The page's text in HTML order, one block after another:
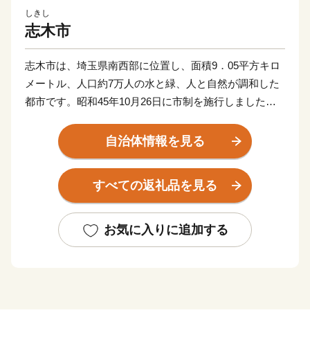
しきし
志木市
志木市は、埼玉県南西部に位置し、面積9．05平方キロ
メートル、人口約7万人の水と緑、人と自然が調和した
都市です。昭和45年10月26日に市制を施行しました。
志木の中心を流れる新河岸川と柳瀬川、そして、東を流
れる荒川と、3本の川が志木のシンボルともなっていま
すが、特に歴史的には、新河岸川の舟運で栄えた商業都
市として発展しました。
昭和40年頃から首都近郊25キロメートル圏内で、都心
まで20分という好条件から、人口も急増し、住宅都市と
自治体情報を見る
すべての返礼品を見る
お気に入りに追加する